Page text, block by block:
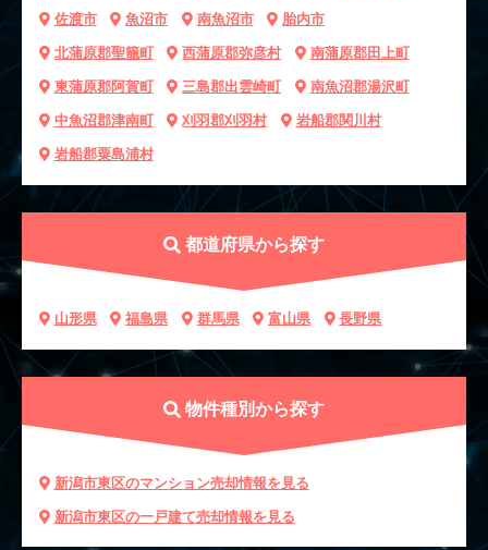
佐渡市 魚沼市 南魚沼市 胎内市
北蒲原郡聖籠町 西蒲原郡弥彦村 南蒲原郡田上町
東蒲原郡阿賀町 三島郡出雲崎町 南魚沼郡湯沢町
中魚沼郡津南町 刈羽郡刈羽村 岩船郡関川村
岩船郡粟島浦村
都道府県から探す
山形県 福島県 群馬県 富山県 長野県
物件種別から探す
新潟市東区のマンション売却情報を見る
新潟市東区の一戸建て売却情報を見る